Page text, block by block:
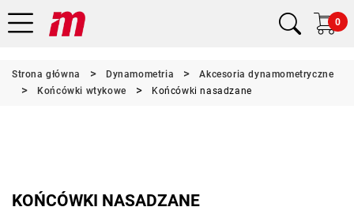
0
Strona główna Dynamometria
Akcesoria dynamometryczne
Końcówki wtykowe
Końcówki nasadzane
KOŃCÓWKI NASADZANE